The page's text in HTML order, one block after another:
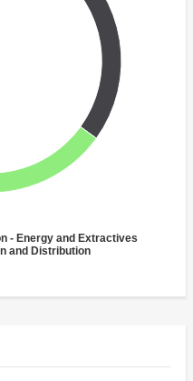
- Energy and Extractives
and Distribution